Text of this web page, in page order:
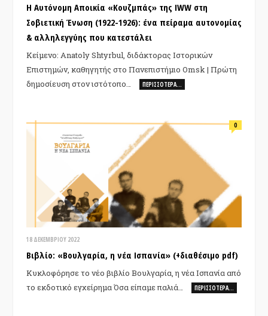
Η Αυτόνομη Αποικία «Κουζμπάς» της IWW στη
Σοβιετική Ένωση (1922-1926): ένα πείραμα αυτονομίας
& αλληλεγγύης που κατεστάλει
Κείμενo: Anatoly Shtyrbul, διδάκτορας Ιστορικών
Επιστημών, καθηγητής στο Πανεπιστήμιο Omsk | Πρώτη
δημοσίευση στον ιστότοπο…
ΠΕΡΙΣΣΌΤΕΡΑ…
18 ΔΕΚΕΜΒΡΊΟΥ 2022
0
Βιβλίο: «Βουλγαρία, η νέα Ισπανία» (+διαθέσιμο pdf)
Kυκλοφόρησε το νέο βιβλίο Βουλγαρία, η νέα Ισπανία από
το εκδοτικό εγχείρημα Όσα είπαμε παλιά…
ΠΕΡΙΣΣΌΤΕΡΑ…